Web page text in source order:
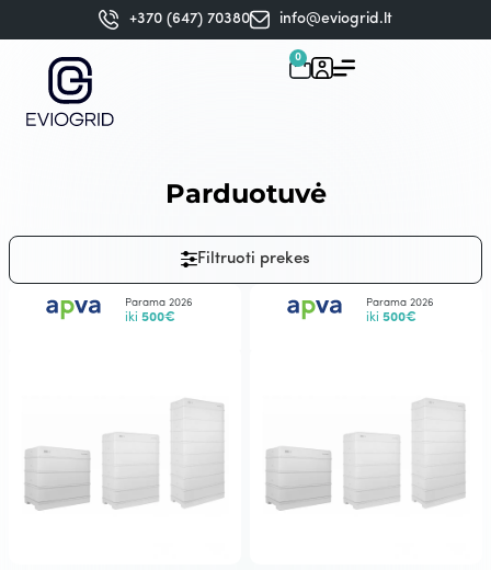
+370 (647) 70380 info@eviogrid.lt
0
Parduotuvė
Filtruoti prekes
Parama 2026
iki 500€
Parama 2026
iki 500€